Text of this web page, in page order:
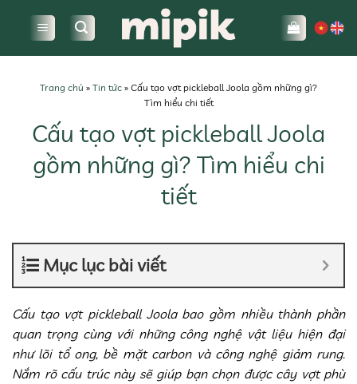
Trang chủ » Tin tức » Cấu tạo vợt pickleball Joola gồm những gì?
Tìm hiểu chi tiết
Cấu tạo vợt pickleball Joola
gồm những gì? Tìm hiểu chi
tiết
Mục lục bài viết
Cấu tạo vợt pickleball Joola bao gồm nhiều thành phần
quan trọng cùng với những công nghệ vật liệu hiện đại
như lõi tổ ong, bề mặt carbon và công nghệ giảm rung.
Nắm rõ cấu trúc này sẽ giúp bạn chọn được cây vợt phù